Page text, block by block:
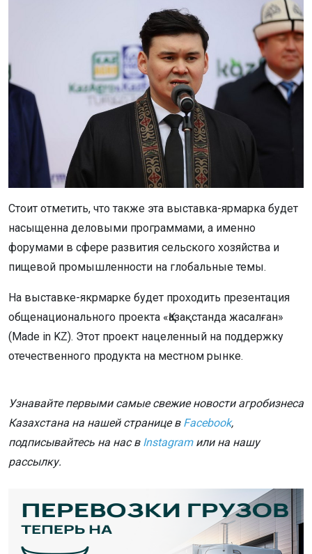
Стоит отметить, что также эта выставка-ярмарка будет
насыщенна деловыми программами, а именно
форумами в сфере развития сельского хозяйства и
пищевой промышленности на глобальные темы.
На выставке-якрмарке будет проходить презентация
общенационального проекта «Қазақстанда жасалған»
(Made in KZ). Этот проект нацеленный на поддержку
отечественного продукта на местном рынке.
Узнавайте первыми самые свежие новости агробизнеса
Казахстана на нашей странице в Facebook,
подписывайтесь на нас в Instagramили на нашу
рассылку.